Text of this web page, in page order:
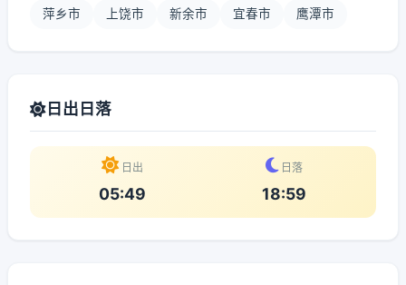
萍乡市 上饶市 新余市 宜春市 鹰潭市
日出日落
日出
05:49
日落
18:59